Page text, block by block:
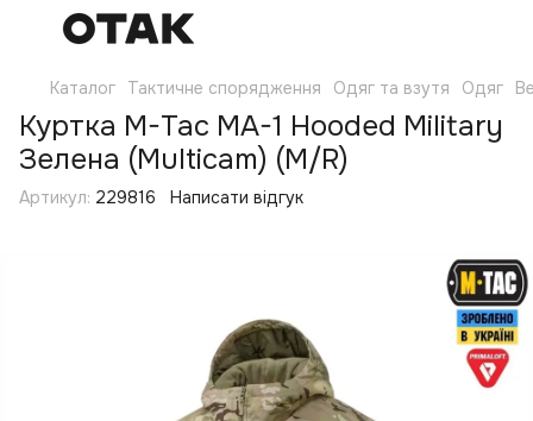
Каталог Тактичне спорядження Одяг та взутя Одяг
Куртка M-Tac MA-1 Hooded Military
Зелена (Multicam) (M/R)
Артикул: 229816 Написати відгук